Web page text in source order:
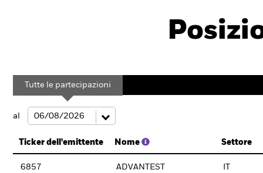
Tutte le partecipazioni
al
Ticker dell'emittente Nome Settore
6857 ADVANTEST